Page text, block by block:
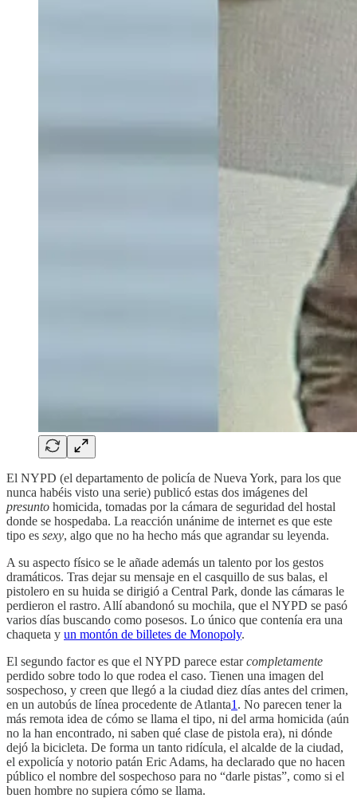
El NYPD (el departamento de policía de Nueva York, para los que
nunca habéis visto una serie) publicó estas dos imágenes del
presunto homicida, tomadas por la cámara de seguridad del hostal
donde se hospedaba. La reacción unánime de internet es que este
tipo es sexy, algo que no ha hecho más que agrandar su leyenda.
A su aspecto físico se le añade además un talento por los gestos
dramáticos. Tras dejar su mensaje en el casquillo de sus balas, el
pistolero en su huida se dirigió a Central Park, donde las cámaras le
perdieron el rastro. Allí abandonó su mochila, que el NYPD se pasó
varios días buscando como posesos. Lo único que contenía era una
chaqueta y un montón de billetes de Monopoly.
El segundo factor es que el NYPD parece estarcompletamente
perdido sobre todo lo que rodea el caso. Tienen una imagen del
sospechoso, y creen que llegó a la ciudad diez días antes del crimen,
en un autobús de línea procedente de Atlanta1 . No parecen tener la
más remota idea de cómo se llama el tipo, ni del arma homicida (aún
no la han encontrado, ni saben qué clase de pistola era), ni dónde
dejó la bicicleta. De forma un tanto ridícula, el alcalde de la ciudad,
el expolicía y notorio patán Eric Adams, ha declarado que no hacen
público el nombre del sospechoso para no “darle pistas”, como si el
buen hombre no supiera cómo se llama.